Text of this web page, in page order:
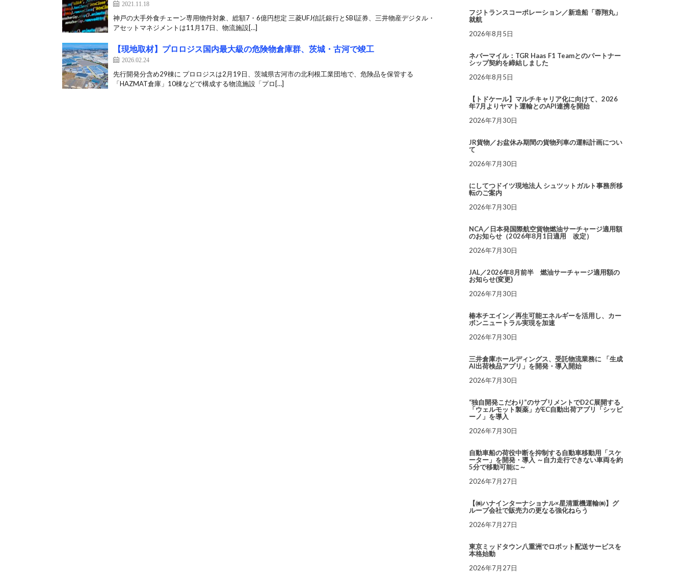
2021.11.18
神戸の大手外食チェーン専用物件対象、総額7・6億円想定 三菱UFJ信託銀行とSBI証券、三井物産デジタル・
アセットマネジメントは11月17日、物流施設[…]
【現地取材】プロロジス国内最大級の危険物倉庫群、茨城・古河で竣工
2026.02.24
先行開発分含め29棟に プロロジスは2月19日、茨城県古河市の北利根工業団地で、危険品を保管する
「HAZMAT倉庫」10棟などで構成する物流施設「プロ[…]
フジトランスコーポレーション／新造船「蓉翔丸」
就航
2026年8月5日
ネバーマイル：TGR Haas F1 Teamとのパートナー
シップ契約を締結しました
2026年8月5日
【トドケール】マルチキャリア化に向けて、2026
年7月よりヤマト運輸とのAPI連携を開始
2026年7月30日
JR貨物／お盆休み期間の貨物列車の運転計画につい
て
2026年7月30日
にしてつドイツ現地法人 シュツットガルト事務所移
転のご案内
2026年7月30日
NCA／日本発国際航空貨物燃油サーチャージ適用額
のお知らせ（2026年8月1日適用 改定）
2026年7月30日
JAL／2026年8月前半 燃油サーチャージ適用額の
お知らせ(変更)
2026年7月30日
椿本チエイン／再生可能エネルギーを活用し、カー
ボンニュートラル実現を加速
2026年7月30日
三井倉庫ホールディングス、受託物流業務に 「生成
AI出荷検品アプリ」を開発・導入開始
2026年7月30日
“独自開発こだわり”のサプリメントでD2C展開する
「ウェルモット製薬」がEC自動出荷アプリ「シッピ
ーノ」を導入
2026年7月30日
自動車船の荷役中断を抑制する自動車移動用「スケ
ーター」を開発・導入 ～自力走行できない車両を約
5分で移動可能に～
2026年7月27日
【㈱ハナインターナショナル×星清重機運輸㈱】グ
ループ会社で販売力の更なる強化ねらう
2026年7月27日
東京ミッドタウン八重洲でロボット配送サービスを
本格始動
2026年7月27日